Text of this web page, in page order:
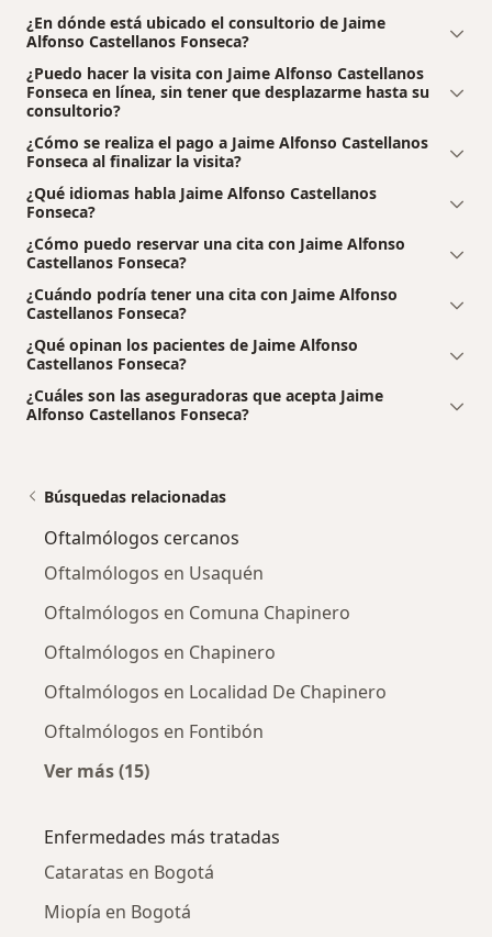
¿En dónde está ubicado el consultorio de Jaime
Alfonso Castellanos Fonseca?
¿Puedo hacer la visita con Jaime Alfonso Castellanos
Fonseca en línea, sin tener que desplazarme hasta su
consultorio?
¿Cómo se realiza el pago a Jaime Alfonso Castellanos
Fonseca al finalizar la visita?
¿Qué idiomas habla Jaime Alfonso Castellanos
Fonseca?
¿Cómo puedo reservar una cita con Jaime Alfonso
Castellanos Fonseca?
¿Cuándo podría tener una cita con Jaime Alfonso
Castellanos Fonseca?
¿Qué opinan los pacientes de Jaime Alfonso
Castellanos Fonseca?
¿Cuáles son las aseguradoras que acepta Jaime
Alfonso Castellanos Fonseca?
Búsquedas relacionadas
Oftalmólogos cercanos
Oftalmólogos en Usaquén
Oftalmólogos en Comuna Chapinero
Oftalmólogos en Chapinero
Oftalmólogos en Localidad De Chapinero
Oftalmólogos en Fontibón
Ver más (15)
Enfermedades más tratadas
Cataratas en Bogotá
Miopía en Bogotá